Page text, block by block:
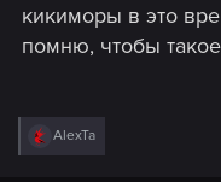
кикиморы в это
помню, чтобы
R
e
AlexTa